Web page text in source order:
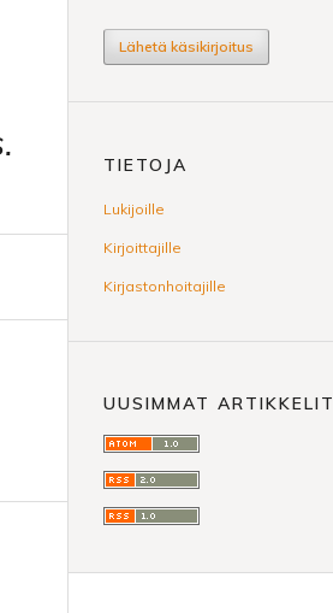
Lähetä käsikirjoitus
TIETOJA
Lukijoille
Kirjoittajille
Kirjastonhoitajille
UUSIMMAT ARTIKKELIT